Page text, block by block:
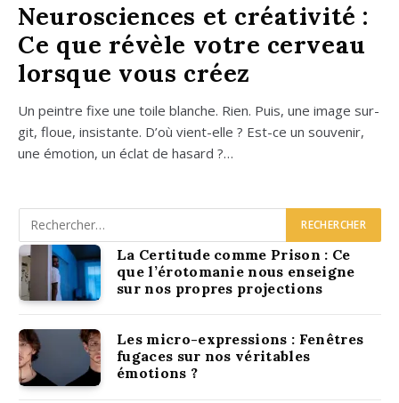
Neurosciences et créativité :
Ce que révèle votre cerveau
lorsque vous créez
Un peintre fixe une toile blanche. Rien. Puis, une image sur­
git, floue, insis­tante. D’où vient-elle ? Est-ce un sou­ve­nir,
une émo­tion, un éclat de hasard ?…
La Certitude comme Prison : Ce
que l’érotomanie nous enseigne
sur nos propres projections
Les micro-expressions : Fenêtres
fugaces sur nos véritables
émotions ?